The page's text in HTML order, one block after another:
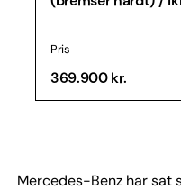
Pris
369.900 kr.
Mercedes-Benz har sat